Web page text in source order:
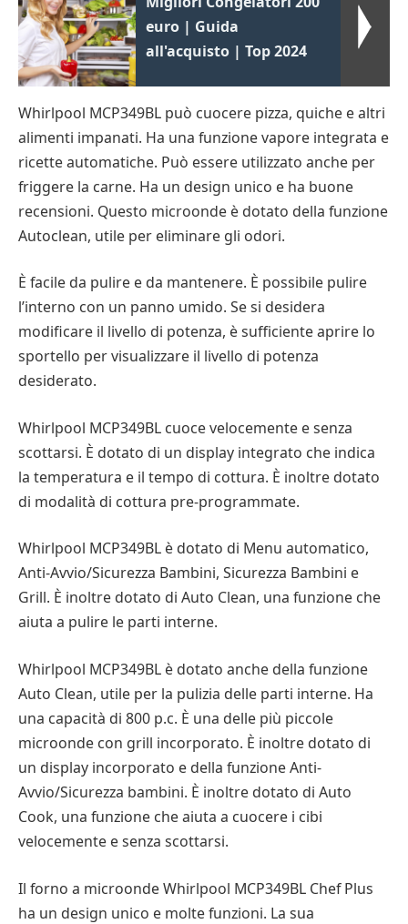
euro | Guida
all'acquisto | Top 2024
Whirlpool MCP349BL può cuocere pizza, quiche e altri
alimenti impanati. Ha una funzione vapore integrata e
ricette automatiche. Può essere utilizzato anche per
friggere la carne. Ha un design unico e ha buone
recensioni. Questo microonde è dotato della funzione
Autoclean, utile per eliminare gli odori.
È facile da pulire e da mantenere. È possibile pulire
l’interno con un panno umido. Se si desidera
modificare il livello di potenza, è sufficiente aprire lo
sportello per visualizzare il livello di potenza
desiderato.
Whirlpool MCP349BL cuoce velocemente e senza
scottarsi. È dotato di un display integrato che indica
la temperatura e il tempo di cottura. È inoltre dotato
di modalità di cottura pre-programmate.
Whirlpool MCP349BL è dotato di Menu automatico,
Anti-Avvio/Sicurezza Bambini, Sicurezza Bambini e
Grill. È inoltre dotato di Auto Clean, una funzione che
aiuta a pulire le parti interne.
Whirlpool MCP349BL è dotato anche della funzione
Auto Clean, utile per la pulizia delle parti interne. Ha
una capacità di 800 p.c. È una delle più piccole
microonde con grill incorporato. È inoltre dotato di
un display incorporato e della funzione Anti-
Avvio/Sicurezza bambini. È inoltre dotato di Auto
Cook, una funzione che aiuta a cuocere i cibi
velocemente e senza scottarsi.
Il forno a microonde Whirlpool MCP349BL Chef Plus
ha un design unico e molte funzioni. La sua